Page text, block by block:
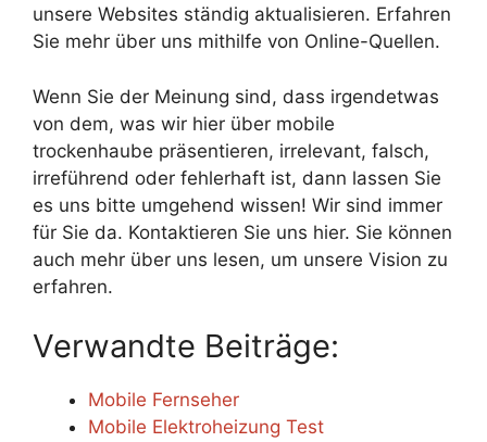
unsere Websites ständig aktualisieren. Erfahren
Sie mehr über uns mithilfe von Online-Quellen.
Wenn Sie der Meinung sind, dass irgendetwas
von dem, was wir hier über mobile
trockenhaube präsentieren, irrelevant, falsch,
irreführend oder fehlerhaft ist, dann lassen Sie
es uns bitte umgehend wissen! Wir sind immer
für Sie da. Kontaktieren Sie uns hier. Sie können
auch mehr über uns lesen, um unsere Vision zu
erfahren.
Verwandte Beiträge:
Mobile Fernseher
Mobile Elektroheizung Test